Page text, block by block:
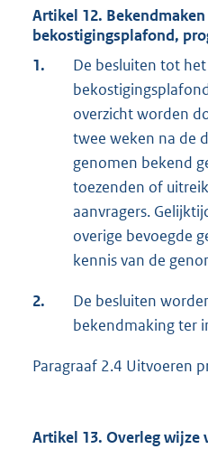
Artikel 12.
bekostigingsplafond,
1.
De besluiten tot
overzicht worden
twee weken na de
genomen bekend
toezenden of
aanvragers.
overige bevoegde
kennis van de
2.
De besluiten
bekendmaking ter
Paragraaf 2.4 Uitvoeren
Artikel 13. Overleg wijze